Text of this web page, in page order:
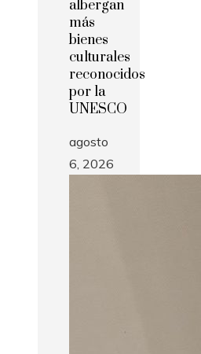
albergan
más
bienes
culturales
reconocidos
por la
UNESCO
agosto
6, 2026